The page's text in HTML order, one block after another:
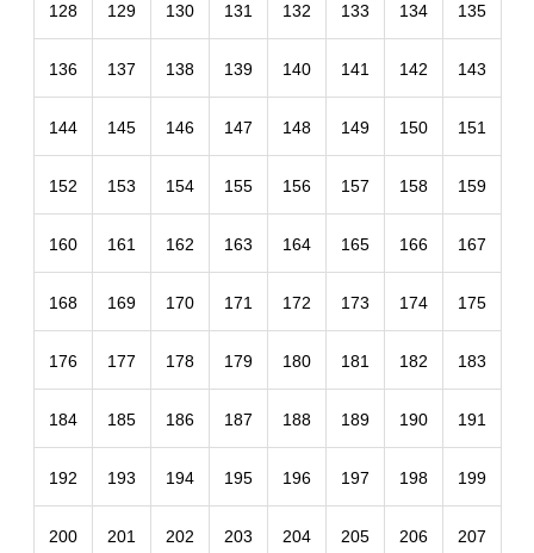
128 129 130 131 132 133 134 135
136 137 138 139 140 141 142 143
144 145 146 147 148 149 150 151
152 153 154 155 156 157 158 159
160 161 162 163 164 165 166 167
168 169 170 171 172 173 174 175
176 177 178 179 180 181 182 183
184 185 186 187 188 189 190 191
192 193 194 195 196 197 198 199
200 201 202 203 204 205 206 207